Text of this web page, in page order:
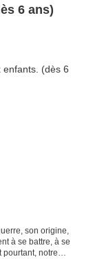
6 ans)
son origine,
à se battre, à se
pourtant, notre